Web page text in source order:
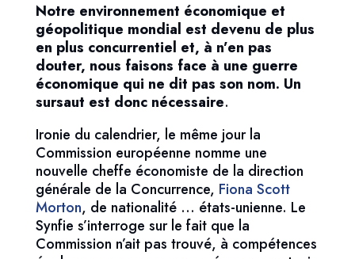
Notre environnement économique et
géopolitique mondial est devenu de plus
en plus concurrentiel et, à n’en pas
douter, nous faisons face à une guerre
économique qui ne dit pas son nom. Un
sursaut est donc nécessaire.
Ironie du calendrier, le même jour la
Commission européenne nomme une
nouvelle cheffe économiste de la direction
générale de la Concurrence, Fiona Scott
Morton, de nationalité … états-unienne. Le
Synfie s’interroge sur le fait que la
Commission n’ait pas trouvé, à compétences